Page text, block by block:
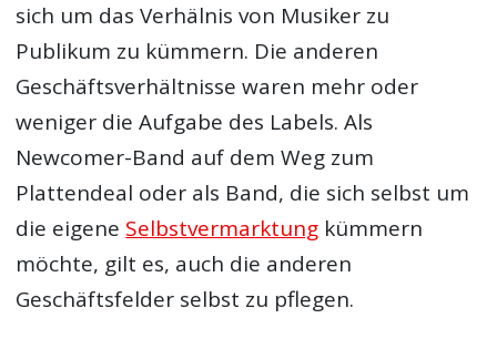
sich um das Verhälnis von Musiker zu
Publikum zu kümmern. Die anderen
Geschäftsverhältnisse waren mehr oder
weniger die Aufgabe des Labels. Als
Newcomer-Band auf dem Weg zum
Plattendeal oder als Band, die sich selbst um
die eigene Selbstvermarktung kümmern
möchte, gilt es, auch die anderen
Geschäftsfelder selbst zu pflegen.